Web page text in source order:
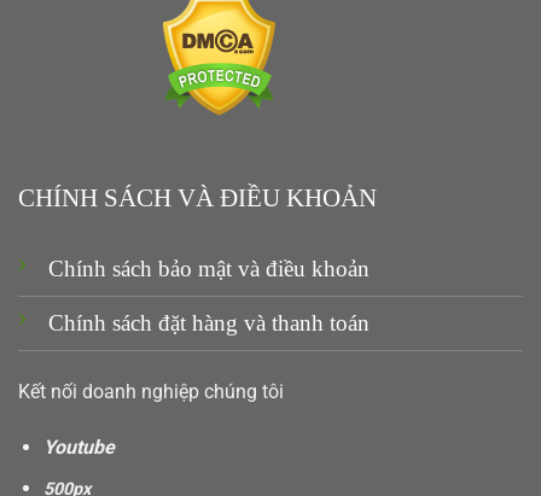
CHÍNH SÁCH VÀ ĐIỀU KHOẢN
Chính sách bảo mật và điều khoản
Chính sách đặt hàng và thanh toán
Kết nối doanh nghiệp chúng tôi
Youtube
500px